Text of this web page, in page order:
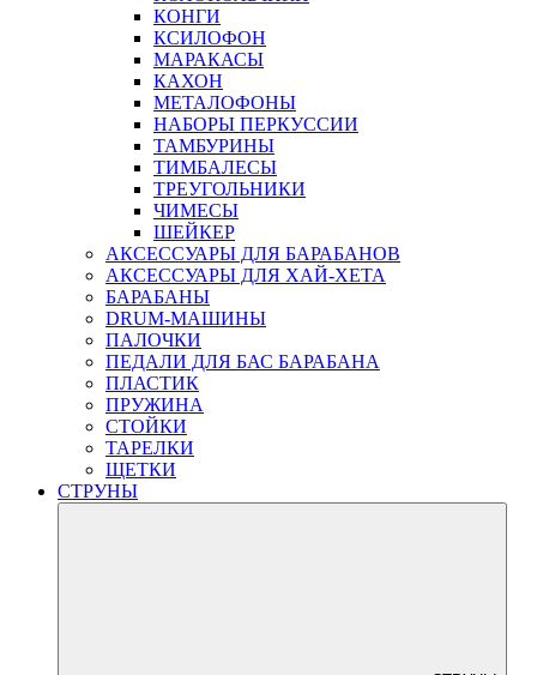
КОНГИ
КСИЛОФОН
МАРАКАСЫ
КАХОН
МЕТАЛОФОНЫ
НАБОРЫ ПЕРКУССИИ
ТАМБУРИНЫ
ТИМБАЛЕСЫ
ТРЕУГОЛЬНИКИ
ЧИМЕСЫ
ШЕЙКЕР
АКСЕССУАРЫ ДЛЯ БАРАБАНОВ
АКСЕССУАРЫ ДЛЯ ХАЙ-ХЕТА
БАРАБАНЫ
DRUM-МАШИНЫ
ПАЛОЧКИ
ПЕДАЛИ ДЛЯ БАС БАРАБАНА
ПЛАСТИК
ПРУЖИНА
СТОЙКИ
ТАРЕЛКИ
ЩЕТКИ
СТРУНЫ